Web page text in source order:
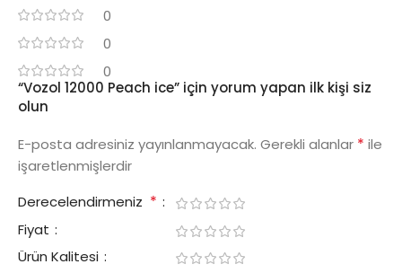
0
0
0
“Vozol 12000 Peach ice” için yorum yapan ilk kişi siz
olun
E-posta adresiniz yayınlanmayacak. Gerekli alanlar * ile
işaretlenmişlerdir
Derecelendirmeniz *
Fiyat
Ürün Kalitesi